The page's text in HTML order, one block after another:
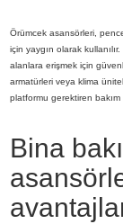
Örümcek asansörleri,
için yaygın olarak
alanlara erişmek için
armatürleri veya klima
platformu gerektiren
Bina